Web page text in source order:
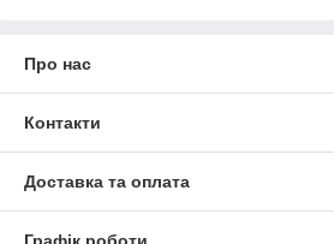
Про нас
Контакти
Доставка та оплата